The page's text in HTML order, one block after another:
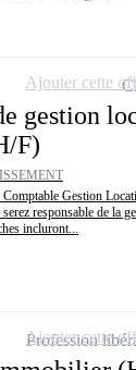
gestion
F)
Gestion
responsable de la
incluront...
Ajouter cette
Profession
Ajouter cette